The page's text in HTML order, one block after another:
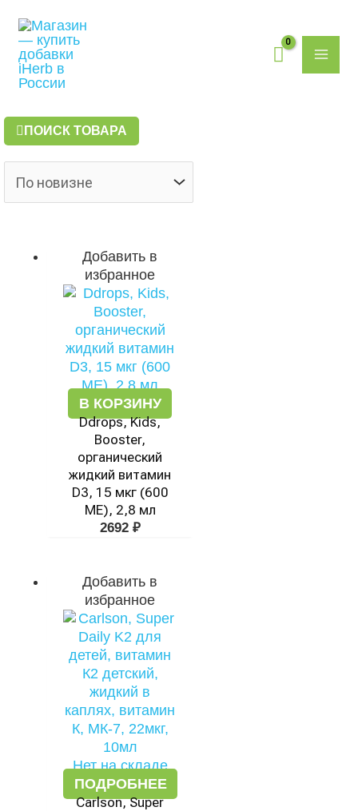
содержимому
ПОИСК ТОВАРА
Добавить в
избранное
В КОРЗИНУ
Ddrops, Kids,
Booster,
органический
жидкий витамин
D3, 15 мкг (600
МЕ), 2,8 мл
2692 ₽
Добавить в
избранное
Нет на складе
ПОДРОБНЕЕ
Carlson, Super
товаров